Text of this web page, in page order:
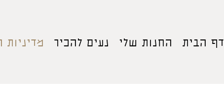
דף הבית החנות שלי נעים להכיר מדיניות